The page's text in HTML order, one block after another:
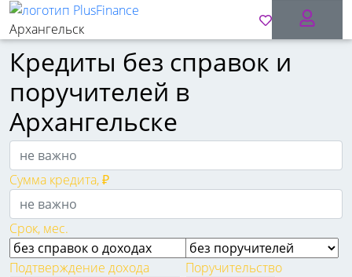
Архангельск
Кредиты без справок и
поручителей в
Архангельске
Сумма кредита, ₽
Срок, мес.
Подтверждение дохода Поручительство